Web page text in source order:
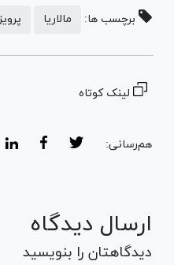
برچسب ها: مالاریا
لینک کوتاه
هم‌رسانی:
ارسال دیدگاه
دیدگاهتان را بنویسید